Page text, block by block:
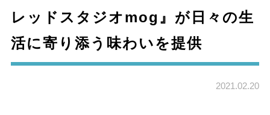
レッドスタジオmog』が日々の生
活に寄り添う味わいを提供
2021.02.20